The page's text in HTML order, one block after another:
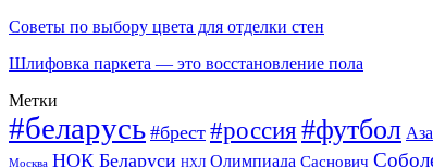
Советы по выбору цвета для отделки стен
Шлифовка паркета — это восстановление пола
Метки
#беларусь #брест #россия#футбол
Москва НОК Беларуси НХЛ Олимпиада Саснович